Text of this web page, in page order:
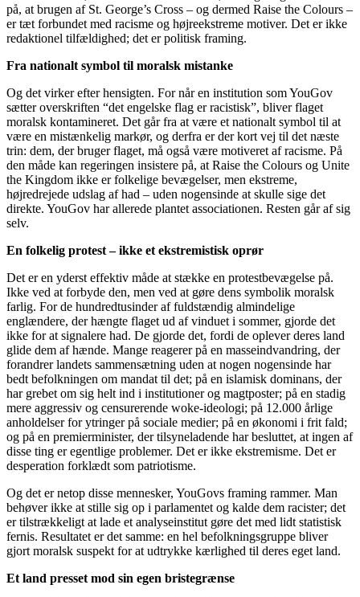
på, at brugen af St. George’s Cross – og dermed Raise the Colours –
er tæt forbundet med racisme og højreekstreme motiver. Det er ikke
redaktionel tilfældighed; det er politisk framing.
Fra nationalt symbol til moralsk mistanke
Og det virker efter hensigten. For når en institution som YouGov
sætter overskriften “det engelske flag er racistisk”, bliver flaget
moralsk kontamineret. Det går fra at være et nationalt symbol til at
være en mistænkelig markør, og derfra er der kort vej til det næste
trin: dem, der bruger flaget, må også være motiveret af racisme. På
den måde kan regeringen insistere på, at Raise the Colours og Unite
the Kingdom ikke er folkelige bevægelser, men ekstreme,
højredrejede udslag af had – uden nogensinde at skulle sige det
direkte. YouGov har allerede plantet associationen. Resten går af sig
selv.
En folkelig protest – ikke et ekstremistisk oprør
Det er en yderst effektiv måde at stække en protestbevægelse på.
Ikke ved at forbyde den, men ved at gøre dens symbolik moralsk
farlig. For de hundredtusinder af fuldstændig almindelige
englændere, der hængte flaget ud af vinduet i sommer, gjorde det
ikke for at signalere had. De gjorde det, fordi de oplever deres land
glide dem af hænde. Mange reagerer på en masseindvandring, der
forandrer landets sammensætning uden at nogen nogensinde har
bedt befolkningen om mandat til det; på en islamisk dominans, der
har grebet om sig helt ind i institutioner og magtposter; på en stadig
mere aggressiv og censurerende woke-ideologi; på 12.000 årlige
anholdelser for ytringer på sociale medier; på en økonomi i frit fald;
og på en premierminister, der tilsyneladende har besluttet, at ingen af
disse ting er egentlige problemer. Det er ikke ekstremisme. Det er
desperation forklædt som patriotisme.
Og det er netop disse mennesker, YouGovs framing rammer. Man
behøver ikke at stille sig op i parlamentet og kalde dem racister; det
er tilstrækkeligt at lade et analyseinstitut gøre det med lidt statistisk
fernis. Resultatet er det samme: en hel befolkningsgruppe bliver
gjort moralsk suspekt for at udtrykke kærlighed til deres eget land.
Et land presset mod sin egen bristegrænse